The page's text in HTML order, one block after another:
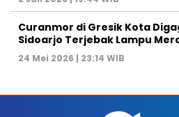
Curanmor di Gresik Kota
Sidoarjo Terjebak Lampu
24 Mei 2026 | 23:14 WIB